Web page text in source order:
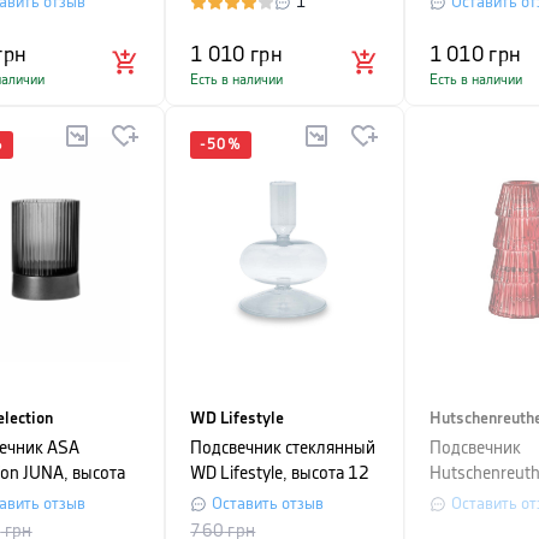
1 010 грн
Есть в наличии
1 010 грн
Есть в наличии
ASA
JUNA, высота
диаметр 7 см,
отзыв
грн
-50 %
WD Lifestyle
Подсвечник стеклянный
WD Lifestyle, высота 12
см, прозрачный
Оставить отзыв
760грн
Подсвечник
CHRISTMAS
Оставить